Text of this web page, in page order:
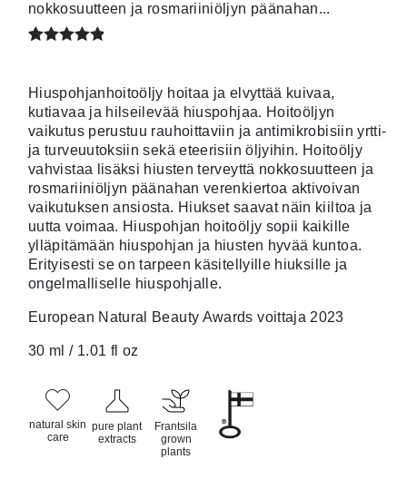
nokkosuutteen ja rosmariiniöljyn päänahan...
5:stä
perustuen
asiakkaan
arvotukseen.
Hiuspohjanhoitoöljy hoitaa ja elvyttää kuivaa,
kutiavaa ja hilseilevää hiuspohjaa. Hoitoöljyn
vaikutus perustuu rauhoittaviin ja antimikrobisiin yrtti-
ja turveuutoksiin sekä eteerisiin öljyihin. Hoitoöljy
vahvistaa lisäksi hiusten terveyttä nokkosuutteen ja
rosmariiniöljyn päänahan verenkiertoa aktivoivan
vaikutuksen ansiosta. Hiukset saavat näin kiiltoa ja
uutta voimaa. Hiuspohjan hoitoöljy sopii kaikille
ylläpitämään hiuspohjan ja hiusten hyvää kuntoa.
Erityisesti se on tarpeen käsitellyille hiuksille ja
ongelmalliselle hiuspohjalle.
European Natural Beauty Awards voittaja 2023
30 ml / 1.01 fl oz
natural skin
care
pure plant
extracts
Frantsila
grown
plants